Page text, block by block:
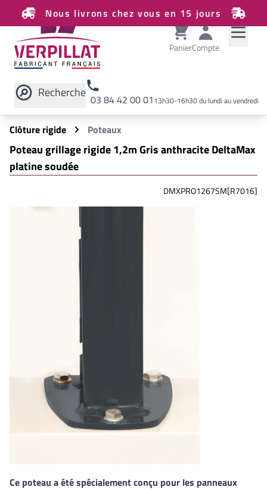
Nous livrons chez vous en 15 jours
PanierCompte
Recherche 03 84 42 00 0113h30-16h30 du lundi au vendredi
Rechercher sur le site
Clôture rigide
Poteaux
Poteau grillage rigide 1,2m Gris anthracite DeltaMax
platine soudée
DMXPRO1267SM[R7016]
Ce poteau a été spécialement conçu pour les panneaux